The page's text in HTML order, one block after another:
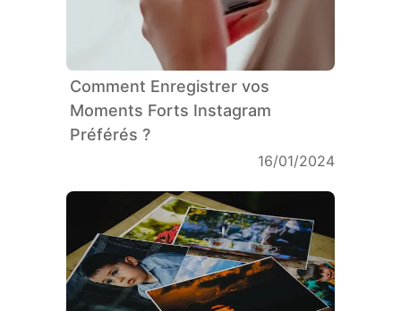
Comment Enregistrer vos
Moments Forts Instagram
Préférés ?
16/01/2024